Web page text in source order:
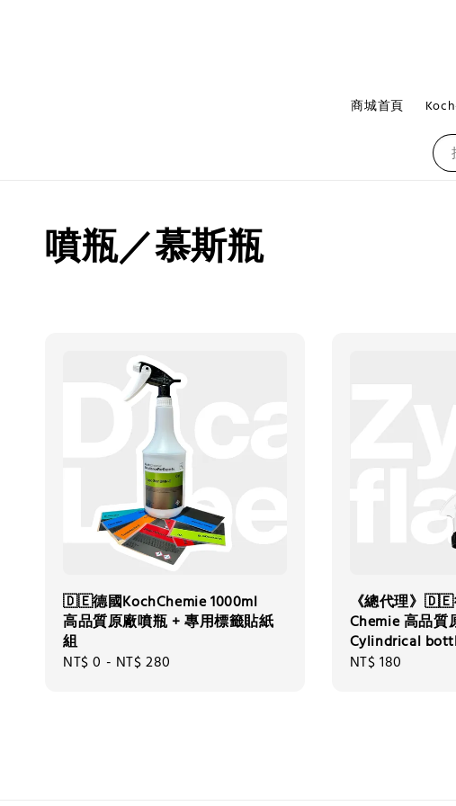
商城首頁
噴瓶／慕斯瓶
🇩🇪德國KochChemie 1000ml
高品質原廠噴瓶 + 專用標籤貼紙
組
Regular
NT$ 0 - NT$ 280
《總代理》
Chemie 高品質
Cylindrical
Regular
NT$ 180